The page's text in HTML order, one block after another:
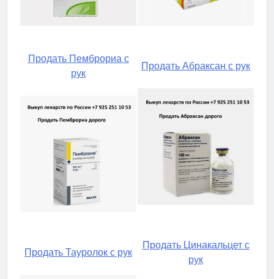
Продать Пемброриа с
рук
Продать Абраксан с рук
Продать Тауролок с рук
Продать Цинакальцет с
рук